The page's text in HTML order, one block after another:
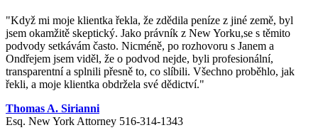
"Když mi moje klientka řekla, že zdědila peníze z jiné země, byl
jsem okamžitě skeptický. Jako právník z New Yorku,se s těmito
podvody setkávám často. Nicméně, po rozhovoru s Janem a
Ondřejem jsem viděl, že o podvod nejde, byli profesionální,
transparentní a splnili přesně to, co slíbili. Všechno proběhlo, jak
řekli, a moje klientka obdržela své dědictví."
Thomas A. Sirianni
Esq. New York Attorney 516-314-1343